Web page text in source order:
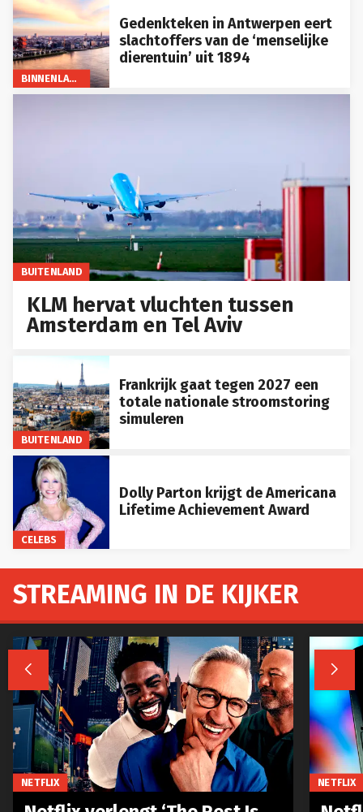
BINNENLAND
Gedenkteken in Antwerpen eert
slachtoffers van de ‘menselijke
dierentuin’ uit 1894
BUITENLAND
KLM hervat vluchten tussen
Amsterdam en Tel Aviv
BUITENLAND
Frankrijk gaat tegen 2027 een
totale nationale stroomstoring
simuleren
CELEBS
Dolly Parton krijgt de Americana
Lifetime Achievement Award
STREAMING IN DE KIJKER
 
NETFLIX NETFLIX